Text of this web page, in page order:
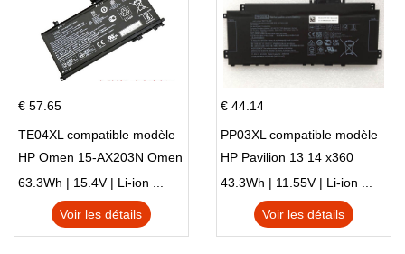
€ 57.65
TE04XL compatible modèle
HP Omen 15-AX203N Omen
15 Series Pavilion 15 Series
63.3Wh | 15.4V | Li-ion ...
Voir les détails
€ 44.14
PP03XL compatible modèle
HP Pavilion 13 14 x360
L83388-AC1 L83388-421
HSTNN-LB8S M01118-421
M01144-005 13-BB 14-DV
43.3Wh | 11.55V | Li-ion ...
Voir les détails